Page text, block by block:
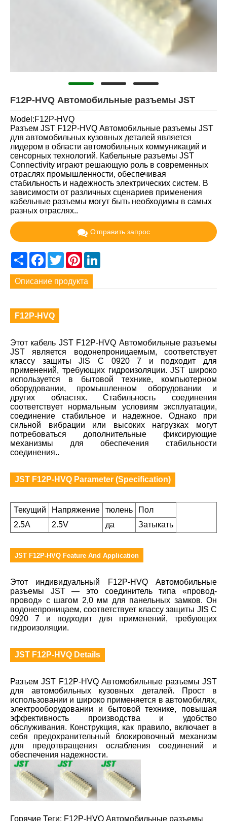
F12P-HVQ Автомобильные разъемы JST
Model:F12P-HVQ
Разъем JST F12P-HVQ Автомобильные разъемы JST
для автомобильных кузовных деталей является
лидером в области автомобильных коммуникаций и
сенсорных технологий. Кабельные разъемы JST
Connectivity играют решающую роль в современных
отраслях промышленности, обеспечивая
стабильность и надежность электрических систем. В
зависимости от различных сценариев применения
кабельные разъемы могут быть необходимы в самых
разных отраслях..
Отправить запрос
ShareFacebook
TwitterPinterest
Описание продукта
F12P-HVQ
Этот кабель JST F12P-HVQ Автомобильные разъемы
JST является водонепроницаемым, соответствует
классу защиты JIS C 0920 7 и подходит для
применений, требующих гидроизоляции. JST широко
используется в бытовой технике, компьютерном
оборудовании, промышленном оборудовании и
других областях. Стабильность соединения
соответствует нормальным условиям эксплуатации,
соединение стабильное и надежное. Однако при
сильной вибрации или высоких нагрузках могут
потребоваться дополнительные фиксирующие
механизмы для обеспечения стабильности
соединения..
JST F12P-HVQ Parameter (Specification)
Текущий Напряжение тюлень
Пол
2.5A
2.5V да Затыкать
JST F12P-HVQ Feature And Application
Этот индивидуальный F12P-HVQ Автомобильные
разъемы JST — это соединитель типа «провод-
провод» с шагом 2,0 мм для панельных замков. Он
водонепроницаем, соответствует классу защиты JIS C
0920 7 и подходит для применений, требующих
гидроизоляции.
JST F12P-HVQ Details
Разъем JST F12P-HVQ Автомобильные разъемы JST
для автомобильных кузовных деталей. Прост в
использовании и широко применяется в автомобилях,
электрооборудовании и бытовой технике, повышая
эффективность производства и удобство
обслуживания. Конструкция, как правило, включает в
себя предохранительный блокировочный механизм
для предотвращения ослабления соединений и
обеспечения надежности.
Горячие Теги: F12P-HVQ Автомобильные разъемы